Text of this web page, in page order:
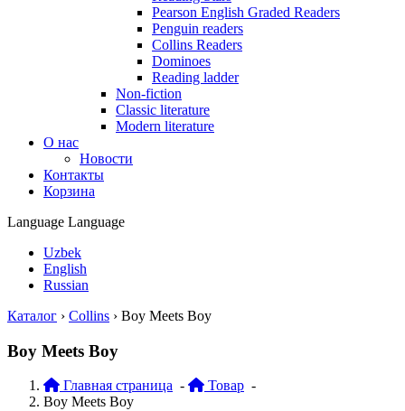
Pearson English Graded Readers
Penguin readers
Collins Readers
Dominoes
Reading ladder
Non-fiction
Classic literature
Modern literature
О нас
Новости
Контакты
Корзина
Language Language
Uzbek
English
Russian
Каталог › Collins › Boy Meets Boy
Boy Meets Boy
Главная страница - Товар -
Boy Meets Boy